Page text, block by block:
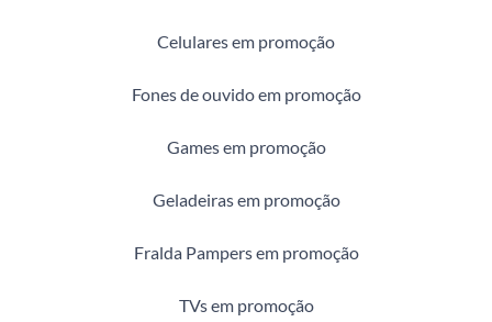
Celulares em promoção
Fones de ouvido em promoção
Games em promoção
Geladeiras em promoção
Fralda Pampers em promoção
TVs em promoção